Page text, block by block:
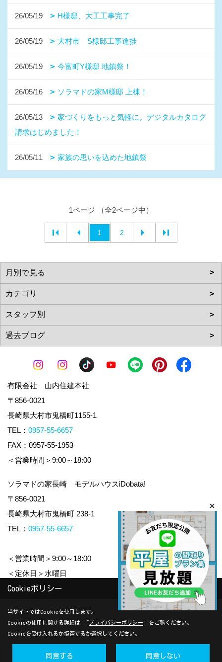
26/05/19 H様邸、大工工事完了
26/05/19 大村市 S様邸工事進捗
26/05/19 今富町Y様邸 地鎮祭！
26/05/16 ソラマドの家M様邸 上棟！
26/05/13
家づくりをもっと気軽に。デジタルカタログ
請求はじめました！
26/05/11 家族の思いを込めた地鎮祭
1ページ （全2ページ中）
1 2
有限会社 山内住建本社
〒856-0021
長崎県大村市鬼橋町1155-1
TEL： 0957-55-6657
FAX：0957-55-1953
＜営業時間＞9:00～18:00
ソラマドの家長崎 モデルハウスiDobata!
〒856-0021
長崎県大村市鬼橋町 238-1
TEL： 0957-55-6657
＜営業時間＞9:00～18:00
＜定休日＞水曜日
Copyright (c) yamauchi-jyuken. All Rights Reserved.
Produced byゴデスクリエイト
Cookieポリシー
当サイトではCookieを使用します。
Cookieの使用に関する詳細は 「プライバシーポリシー 」をご覧ください。
Cookieを受け入れるか拒否するか選択してください。
同意する 同意しない